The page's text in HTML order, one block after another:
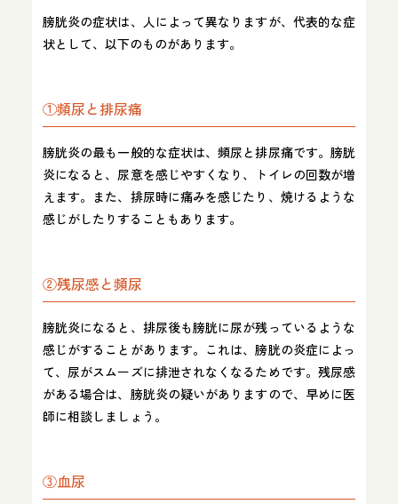
膀胱炎の症状は、人によって異なりますが、代表的な症
状として、以下のものがあります。
①頻尿と排尿痛
膀胱炎の最も一般的な症状は、頻尿と排尿痛です。膀胱
炎になると、尿意を感じやすくなり、トイレの回数が増
えます。また、排尿時に痛みを感じたり、焼けるような
感じがしたりすることもあります。
②残尿感と頻尿
膀胱炎になると、排尿後も膀胱に尿が残っているような
感じがすることがあります。これは、膀胱の炎症によっ
て、尿がスムーズに排泄されなくなるためです。残尿感
がある場合は、膀胱炎の疑いがありますので、早めに医
師に相談しましょう。
③血尿